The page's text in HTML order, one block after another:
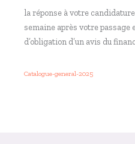
la réponse à votre
semaine après votre
d’obligation d’un avis du
Catalogue-general-2025